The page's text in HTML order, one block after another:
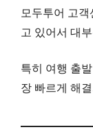
모두투어 고
고 있어서 대
특히 여행 출
장 빠르게 해